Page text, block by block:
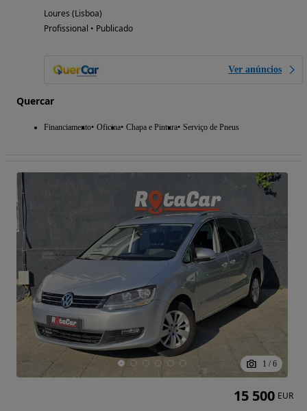
Loures (Lisboa)
Profissional • Publicado
Ver anúncios
Quercar
Financiamento Oficina Chapa e Pintura Serviço de Pneus
1 / 6
15 500 EUR